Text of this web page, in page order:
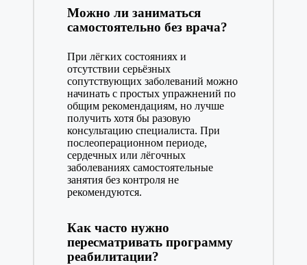
Можно ли заниматься
самостоятельно без врача?
При лёгких состояниях и
отсутствии серьёзных
сопутствующих заболеваний можно
начинать с простых упражнений по
общим рекомендациям, но лучше
получить хотя бы разовую
консультацию специалиста. При
послеоперационном периоде,
сердечных или лёгочных
заболеваниях самостоятельные
занятия без контроля не
рекомендуются.
Как часто нужно
пересматривать программу
реабилитации?